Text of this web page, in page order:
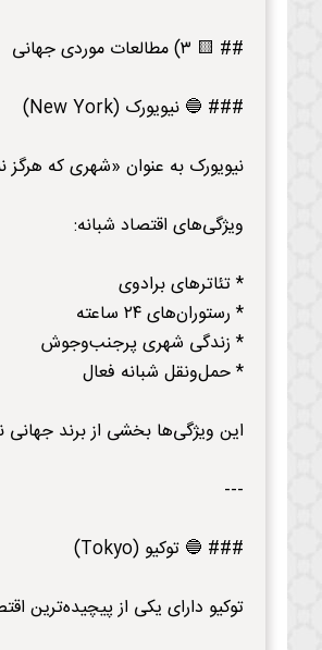
## 🟨 ۳) مطالعات موردی جهانی
### 🔵 نیویورک (New York)
نیویورک به عنوان «شهری که
ویژگی‌های اقتصاد شبانه:
* تئاترهای برادوی
* رستوران‌های ۲۴ ساعته
* زندگی شهری پرجنب‌وجوش
* حمل‌ونقل شبانه فعال
این ویژگی‌ها بخشی از برند جهانی
---
### 🔵 توکیو (Tokyo)
توکیو دارای یکی از پیچیده‌ترین